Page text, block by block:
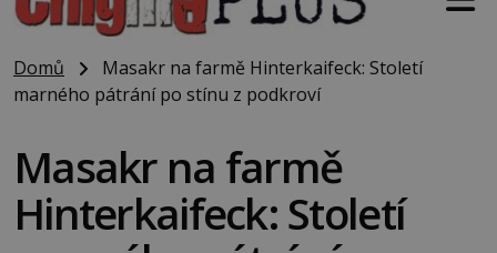
Domů
Masakr na farmě Hinterkaifeck: Století
marného pátrání po stínu z podkroví
Masakr na farmě
Hinterkaifeck: Století